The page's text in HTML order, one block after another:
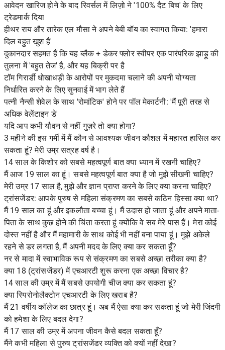
आवेदन खारिज होने के बाद रिवर्सल में लिज़ो ने '100% दैट बिच' के लिए
ट्रेडमार्क दिया
हीथर राय और तारेक एल मौसा ने अपने बेबी बॉय का स्वागत किया: 'हमारा
दिल बहुत खुश है'
दुकानदार सहमत हैं कि यह ब्लैक + डेकर फ्लोर स्वीपर एक पारंपरिक झाड़ू की
तुलना में 'बहुत तेज' है, और यह बिक्री पर है
टॉम गिरार्डी धोखाधड़ी के आरोपों पर मुकदमा चलाने की अपनी योग्यता
निर्धारित करने के लिए सुनवाई में भाग लेते हैं
पत्नी नैन्सी शेवेल के साथ 'रोमांटिक' होने पर पॉल मेकार्टनी: 'मैं पूरी तरह से
अधिक वेलेंटाइन डे'
यदि आप कभी यौवन से नहीं गुज़रे तो क्या होगा?
3 महीने की इस गर्मी में मैं कौन से आवश्यक जीवन कौशल में महारत हासिल कर
सकता हूं? मेरी उम्र सत्रह वर्ष है।
14 साल के किशोर को सबसे महत्वपूर्ण बात क्या ध्यान में रखनी चाहिए?
मैं आज 19 साल का हूं। सबसे महत्वपूर्ण बात क्या है जो मुझे सीखनी चाहिए?
मेरी उम्र 17 साल है, मुझे और ज्ञान प्राप्त करने के लिए क्या करना चाहिए?
ट्रांसजेंडर: आपके पुरुष से महिला संक्रमण का सबसे कठिन हिस्सा क्या था?
मैं 19 साल का हूं और इकलौता बच्चा हूं। मैं उदास हो जाता हूं और अपने माता-
पिता के साथ कुछ होने की चिंता करता हूं क्योंकि वे सब मेरे पास हैं। मेरा कोई
दोस्त नहीं है और मैं महामारी के साथ कोई भी नहीं बना पाया हूं। मुझे अकेले
रहने से डर लगता है, मैं अपनी मदद के लिए क्या कर सकता हूँ?
नर से मादा में स्वाभाविक रूप से संक्रमण का सबसे अच्छा तरीका क्या है?
क्या 18 (ट्रांसजेंडर) में एचआरटी शुरू करना एक अच्छा विचार है?
14 साल की उम्र में मैं सबसे उपयोगी चीज क्या कर सकता हूं?
क्या स्पिरोनोलैक्टोन एचआरटी के लिए खराब है?
मैं 21 वर्षीय कॉलेज का छात्र हूं। अब मैं ऐसा क्या कर सकता हूं जो मेरी जिंदगी
को हमेशा के लिए बदल देगा?
मैं 17 साल की उम्र में अपना जीवन कैसे बदल सकता हूँ?
मैंने कभी महिला से पुरुष ट्रांसजेंडर व्यक्ति को क्यों नहीं देखा?